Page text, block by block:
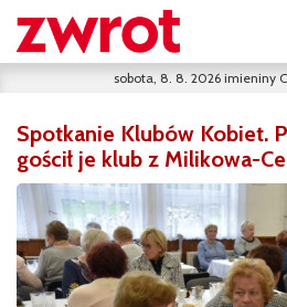
sobota, 8. 8. 2026 imieniny
Spotkanie Klubów Kobiet.
gościł je klub z Milikowa-